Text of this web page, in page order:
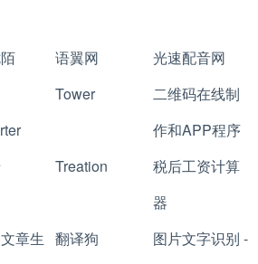
语翼网
光速配音网
Tower
二维码在线制
作和APP程序
Treation
税后工资计算
器
章生 翻译狗 图片文字识别 -